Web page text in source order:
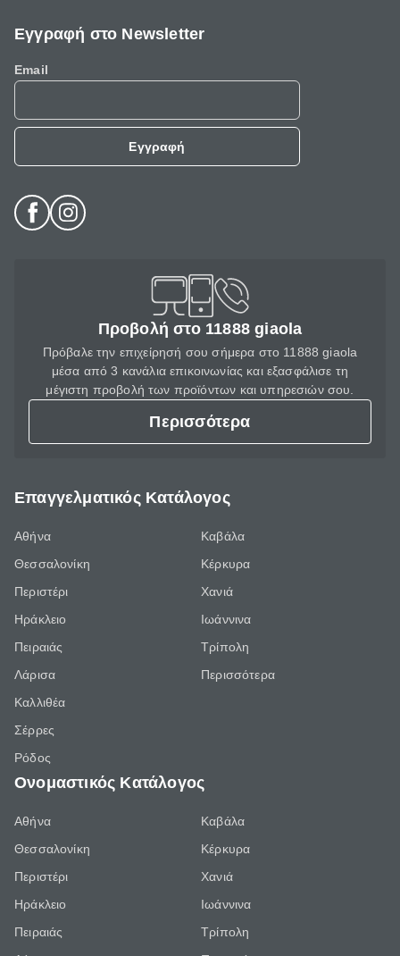
Εγγραφή στο Newsletter
Email
Εγγραφή
Προβολή στο 11888 giaola
Πρόβαλε την επιχείρησή σου σήμερα στο 11888 giaola
μέσα από 3 κανάλια επικοινωνίας και εξασφάλισε τη
μέγιστη προβολή των προϊόντων και υπηρεσιών σου.
Περισσότερα
Επαγγελματικός Κατάλογος
Αθήνα
Θεσσαλονίκη
Περιστέρι
Ηράκλειο
Πειραιάς
Λάρισα
Καλλιθέα
Σέρρες
Ρόδος
Καβάλα
Κέρκυρα
Χανιά
Ιωάννινα
Τρίπολη
Περισσότερα
Ονομαστικός Κατάλογος
Αθήνα
Θεσσαλονίκη
Περιστέρι
Ηράκλειο
Πειραιάς
Καβάλα
Κέρκυρα
Χανιά
Ιωάννινα
Τρίπολη